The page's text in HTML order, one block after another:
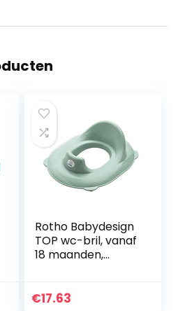
Rotho Babydesign
TOP wc-bril, vanaf
18 maanden,
€17.63